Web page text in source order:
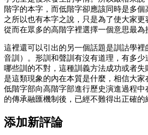
階字的本字，而低階字卻應該同時是多個
之所以也有本字之說，只是為了使大家更
從而在眾多的高階字裡選擇一個意思最為
這裡還可以引出的另一個話題是訓詁學裡
音訓）。形訓和聲訓有沒有道理，有多少
哪些訓的不對，這種訓義方法成功或者
是這類現象的內在本質是什麼，相信大家
低階字部向高階字部進行歷史演進過程中
的傳承融匯機制後，已經不難得出正確的
添加新評論